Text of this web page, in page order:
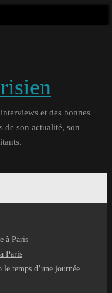
et des bonnes
de son actualité, son
à Paris
Paris
temps d’une journée